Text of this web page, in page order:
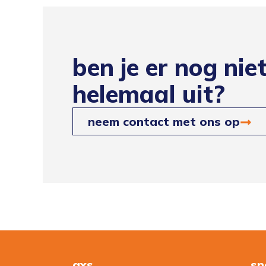
ben je er nog niet
helemaal uit?
neem contact met ons op